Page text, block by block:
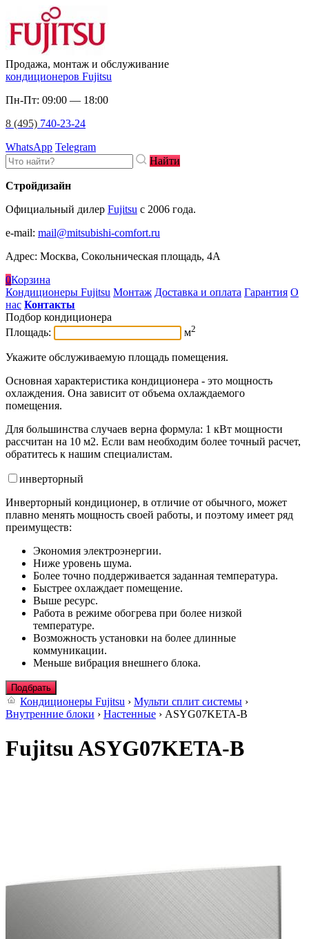
Продажа, монтаж и обслуживание
кондиционеров Fujitsu
Пн-Пт: 09:00 — 18:00
8 (495) 740-23-24
WhatsApp Telegram
Найти
Стройдизайн
Официальный дилер Fujitsu c 2006 года.
e-mail: mail@mitsubishi-comfort.ru
Адрес: Москва, Сокольническая площадь, 4А
0Корзина
Кондиционеры Fujitsu Монтаж Доставка и оплата Гарантия О
нас Контакты
Подбор кондиционера
Площадь:
м2
Укажите обслуживаемую площадь помещения.
Основная характеристика кондиционера - это мощность
охлаждения. Она зависит от объема охлаждаемого
помещения.
Для большинства случаев верна формула: 1 кВт мощности
рассчитан на 10 м2. Если вам необходим более точный расчет,
обратитесь к нашим специалистам.
инверторный
Инверторный кондиционер, в отличие от обычного, может
плавно менять мощность своей работы, и поэтому имеет ряд
преимуществ:
Экономия электроэнергии.
Ниже уровень шума.
Более точно поддерживается заданная температура.
Быстрее охлаждает помещение.
Выше ресурс.
Работа в режиме обогрева при более низкой
температуре.
Возможность установки на более длинные
коммуникации.
Меньше вибрация внешнего блока.
Подбрать
Кондиционеры Fujitsu › Мульти сплит системы ›
Внутренние блоки › Настенные › ASYG07KETA-B
Fujitsu ASYG07KETA-B